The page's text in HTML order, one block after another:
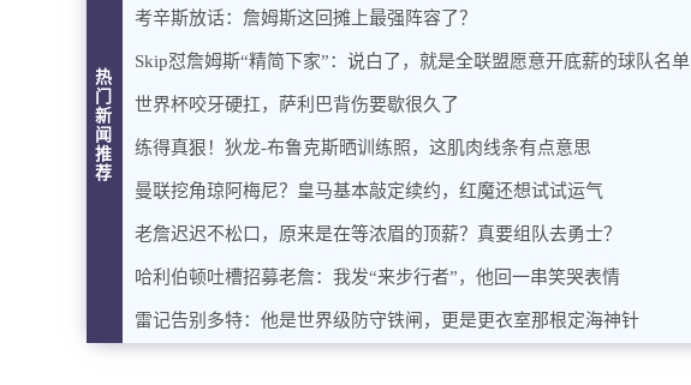
热
门
新
闻
推
荐
考辛斯放话：詹姆斯这回摊上最强阵容了？
Skip怼詹姆斯“精简下家”：说白了，就是全联盟愿意开底薪的球队名单
世界杯咬牙硬扛，萨利巴背伤要歇很久了
练得真狠！狄龙-布鲁克斯晒训练照，这肌肉线条有点意思
曼联挖角琼阿梅尼？皇马基本敲定续约，红魔还想试试运气
老詹迟迟不松口，原来是在等浓眉的顶薪？真要组队去勇士？
哈利伯顿吐槽招募老詹：我发“来步行者”，他回一串笑哭表情
雷记告别多特：他是世界级防守铁闸，更是更衣室那根定海神针